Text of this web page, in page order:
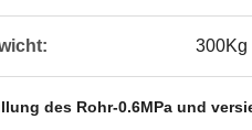
300Kg
des Rohr-0.6MPa und